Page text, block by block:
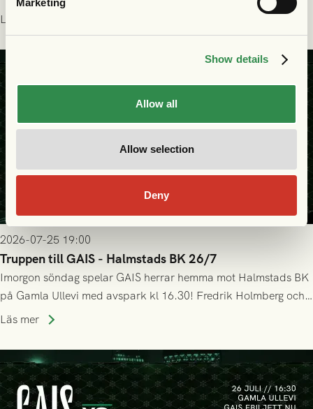
Show details
Allow all
Allow selection
Deny
delades efter dramatik på tilläggstid.
Läs mer
2026-07-25 19:00
Truppen till GAIS - Halmstads BK 26/7
Imorgon söndag spelar GAIS herrar hemma mot Halmstads BK
på Gamla Ullevi med avspark kl 16.30! Fredrik Holmberg och
ledarstaben har tagit ut följande trupp till matchen:
Läs mer